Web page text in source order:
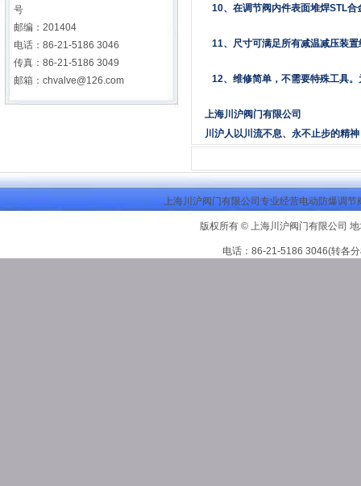
号
邮编：201404
电话：86-21-5186 3046
传真：86-21-5186 3049
邮箱： chvalve@126.com
10、在调节阀内件表面堆焊STL合
11、尺寸可满足所有减温减压装置
12、维修简单，不需要特殊工具
上海川沪阀门有限公司
川沪人以川流不息、永不止步的精
上海川沪阀门有限公司专业经营电动防爆调
版权所有 © 上海川沪阀门有限公司
电话：86-21-5186 3046(转各